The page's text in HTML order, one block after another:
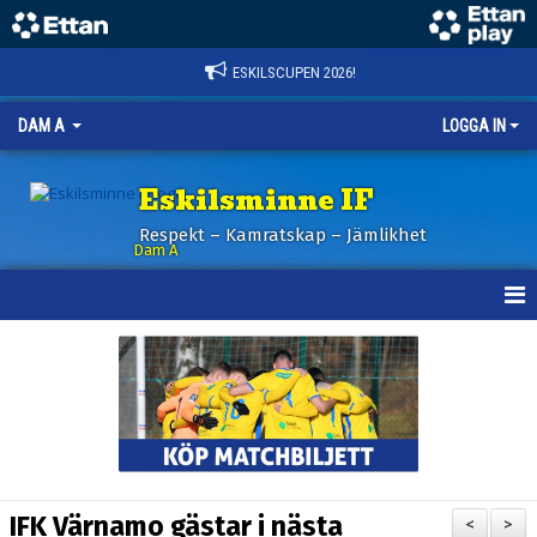
ESKILSCUPEN 2026!
DAM A LOGGA IN
Eskilsminne IF
Respekt – Kamratskap – Jämlikhet
Dam A
>
<
IFK Värnamo gästar i nästa